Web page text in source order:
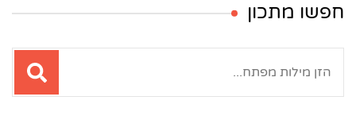
חפשו מתכון